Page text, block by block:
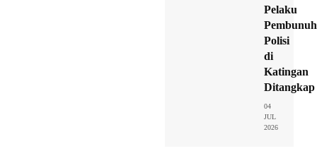
Pelaku
Polisi
di
Katingan
Ditangkap
04
JUL
2026